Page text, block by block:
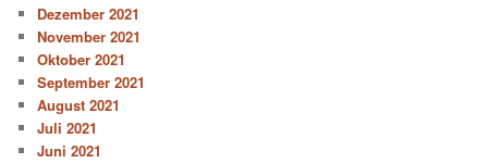
Dezember 2021
November 2021
Oktober 2021
September 2021
August 2021
Juli 2021
Juni 2021